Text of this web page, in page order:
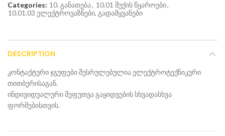
Categories: 10. განათება, 10.01 შუქის წყაროები,
10.01.03 ელექტროვაზნები, გადამყვანები
DESCRIPTION
კონტაქტური ჯგუფები შესრულებულია ელექტროტექნიკური
თითბერისაგან.
ინდივიდუალური შეფუთვა გაყიდვების სხვადასხვა
ფორმებისთვის.